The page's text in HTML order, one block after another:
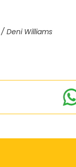
Deni Williams